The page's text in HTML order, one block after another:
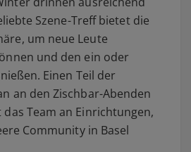
Szene-Treff bietet die
um neue Leute
und den ein oder
Einen Teil der
an den Zischbar-Abenden
Team an Einrichtungen,
Community in Basel